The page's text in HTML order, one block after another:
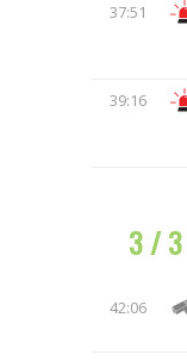
37:51
39:16
3 / 3
42:06